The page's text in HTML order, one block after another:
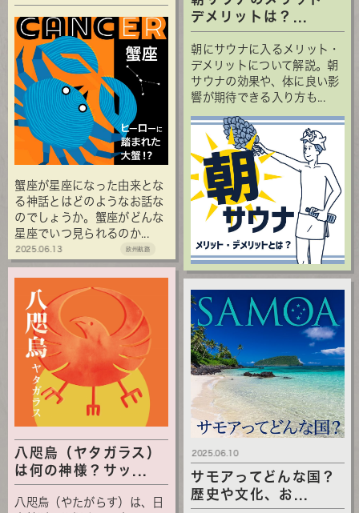
蟹座が星座になった由来とな
る神話とはどのようなお話な
のでしょうか。蟹座がどんな
星座でいつ見られるのか...
2025.06.13 欧州航路
デメリットは？...
朝にサウナに入るメリット・
デメリットについて解説。朝
サウナの効果や、体に良い影
響が期待できる入り方も...
八咫烏（ヤタガラス）
は何の神様？サッ...
八咫烏（やたがらす）は、日
サモアってどんな国？
歴史や文化、お...
2025.06.10